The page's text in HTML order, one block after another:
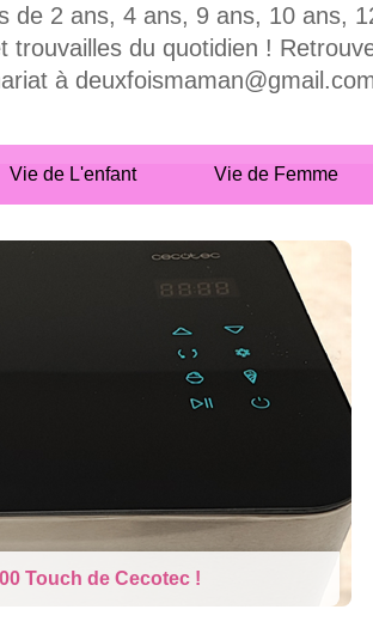
de 2 ans, 4 ans, 9 ans, 10 ans,
du quotidien !
à
Vie de L'enfant Vie de Femme
Touch de Cecotec !